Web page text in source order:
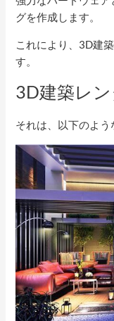
グを作成します。
これにより、3D建
す。
3D建築レ
それは、以下のよう